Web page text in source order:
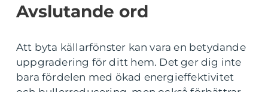
Avslutande ord
Att byta källarfönster kan vara en betydande
uppgradering för ditt hem. Det ger dig inte
bara fördelen med ökad energieffektivitet